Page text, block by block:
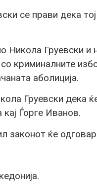
се прави дека
Никола Груевски
криминалните
аболиција.
Груевски дека
кај Ѓорге Иванов.
законот ќе